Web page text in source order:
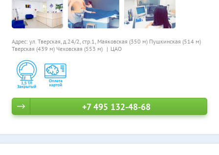
Адрес: ул. Тверская, д.24/2, стр.1, Маяковская (350 м) Пушкинская (514 м)
Тверская (439 м) Чеховская (553 м) ЦАО
+7 495 132-48-68